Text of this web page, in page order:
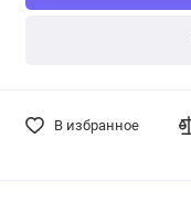
В избранное